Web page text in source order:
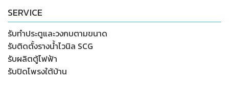
SERVICE
รับทำประตูและวงกบตามขนาด
รับติดตั้งรางน้ำไวนิล SCG
รับผลิตตู้ไฟฟ้า
รับปิดโพรงใต้บ้าน